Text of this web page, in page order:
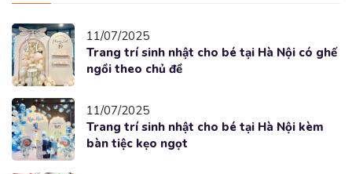
11/07/2025
Trang trí sinh nhật cho bé tại Hà Nội có ghế
ngồi theo chủ đề
11/07/2025
Trang trí sinh nhật cho bé tại Hà Nội kèm
bàn tiệc kẹo ngọt